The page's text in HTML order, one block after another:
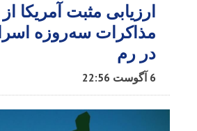
ارزیابی مثبت آمریکا از
مذاکرات سه‌روزه
در رم
6 آگوست 22:56